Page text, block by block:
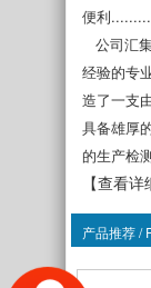
便利
公司汇
经验的专
造了一支
具备雄厚
的生产检
【查看详
产品推荐 /
SB38NC